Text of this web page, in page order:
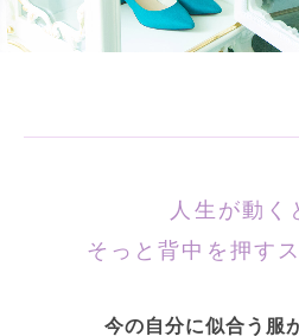
人生が動く
そっと背中を押す
今の自分に似合う服